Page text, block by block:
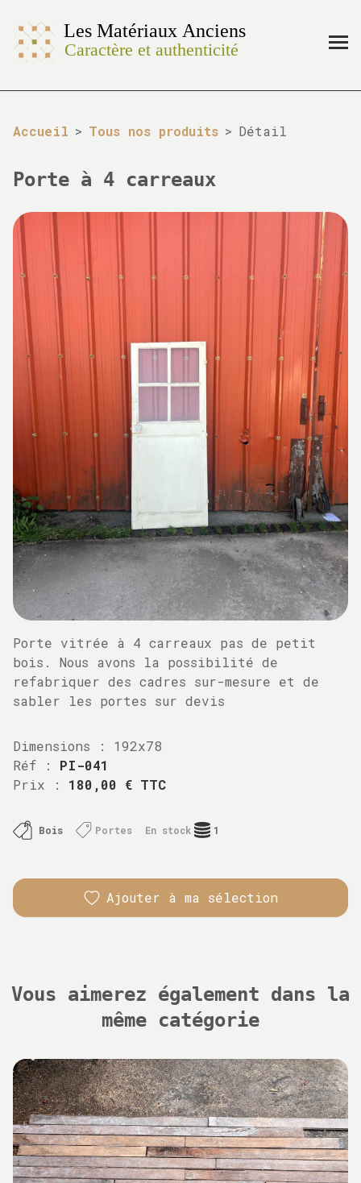
Accueil > Tous nos produits > Détail
Porte à 4 carreaux
Porte vitrée à 4 carreaux pas de petit
bois. Nous avons la possibilité de
refabriquer des cadres sur-mesure et de
sabler les portes sur devis
Dimensions :
192x78
Réf : PI-041
Prix : 180,00 € TTC
Bois Portes En stock 1
Ajouter à ma sélection
Vous aimerez également dans la
même catégorie